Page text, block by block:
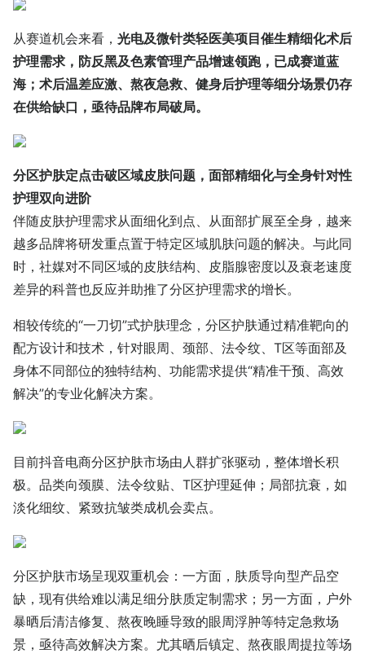
从赛道机会来看， 光电及微针类轻医美项目催生精细化术后
护理需求，防反黑及色素管理产品增速领跑，已成赛道蓝
海；术后温差应激、熬夜急救、健身后护理等细分场景仍存
在供给缺口，亟待品牌布局破局。
分区护肤定点击破区域皮肤问题，面部精细化与全身针对性
护理双向进阶
伴随皮肤护理需求从面细化到点、从面部扩展至全身，越来
越多品牌将研发重点置于特定区域肌肤问题的解决。与此同
时，社媒对不同区域的皮肤结构、皮脂腺密度以及衰老速度
差异的科普也反应并助推了分区护理需求的增长。
相较传统的“一刀切”式护肤理念，分区护肤通过精准靶向的
配方设计和技术，针对眼周、颈部、法令纹、T区等面部及
身体不同部位的独特结构、功能需求提供“精准干预、高效
解决”的专业化解决方案。
目前抖音电商分区护肤市场由人群扩张驱动，整体增长积
极。品类向颈膜、法令纹贴、T区护理延伸；局部抗衰，如
淡化细纹、紧致抗皱类成机会卖点。
分区护肤市场呈现双重机会：一方面，肤质导向型产品空
缺，现有供给难以满足细分肤质定制需求；另一方面，户外
暴晒后清洁修复、熬夜晚睡导致的眼周浮肿等特定急救场
景，亟待高效解决方案。尤其晒后镇定、熬夜眼周提拉等场